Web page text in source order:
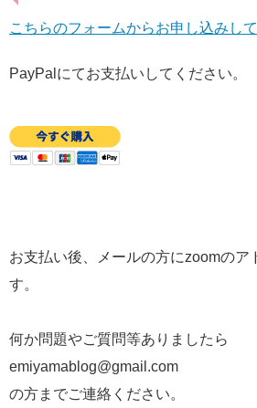
こちらのフォームからお申し込みし
PayPalにてお支払いしてください。
お支払い後、メールの方にzoomのア
す。
何か問題やご質問等ありましたら
emiyamablog@gmail.com
の方までご連絡ください。